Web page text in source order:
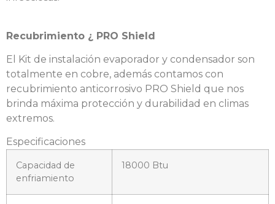
Recubrimiento ¿ PRO Shield
El Kit de instalación evaporador y condensador son
totalmente en cobre, además contamos con
recubrimiento anticorrosivo PRO Shield que nos
brinda máxima protección y durabilidad en climas
extremos.
Especificaciones
Capacidad de
enfriamiento
18000 Btu